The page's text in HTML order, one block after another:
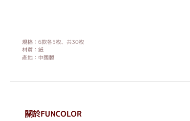
規格：6款各5枚、共30枚
材質：紙
產地：中國製
關於FUNCOLOR